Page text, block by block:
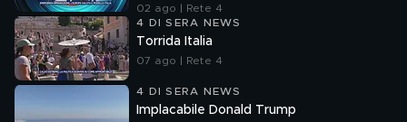
02 ago | Rete 4
4 DI SERA NEWS
Torrida Italia
07 ago | Rete 4
4 DI SERA NEWS
Implacabile Donald Trump